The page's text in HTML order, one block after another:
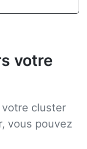
votre
votre cluster
vous pouvez